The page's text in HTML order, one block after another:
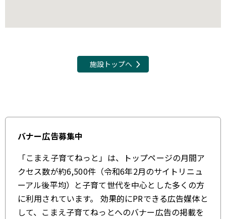
施設トップへ
バナー広告募集中
「こまえ子育てねっと」は、トップページの月間ア
クセス数が約6,500件（令和6年2月のサイトリニュ
ーアル後平均）と子育て世代を中心とした多くの方
に利用されています。 効果的にPRできる広告媒体と
して、こまえ子育てねっとへのバナー広告の掲載を